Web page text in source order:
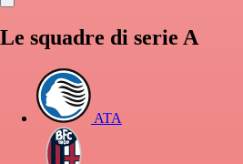
Le squadre di serie A
ATA